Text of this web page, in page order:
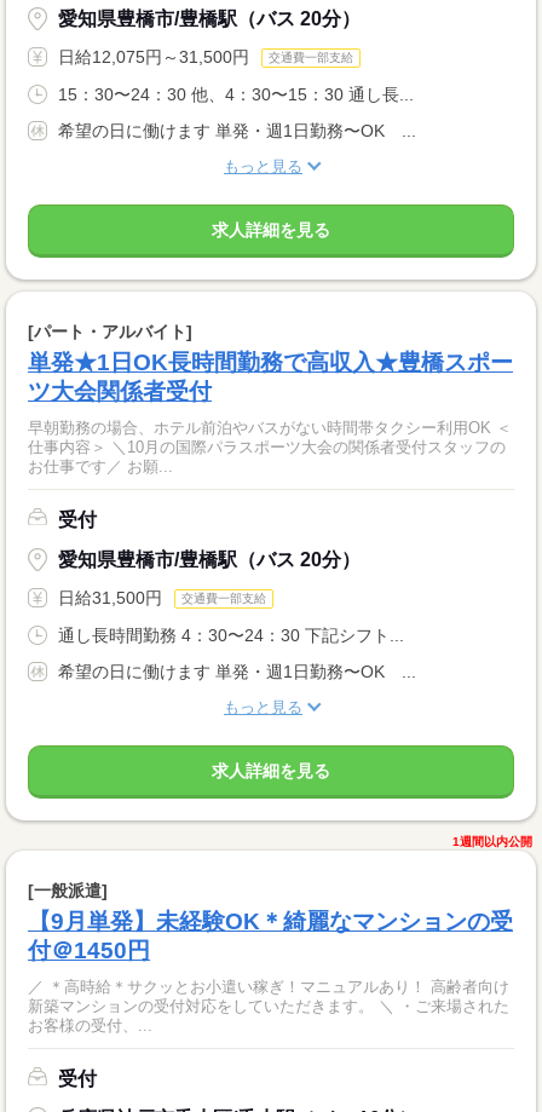
愛知県豊橋市/豊橋駅（バス 20分）
日給12,075円～31,500円 交通費一部支給
15：30〜24：30 他、4：30〜15：30 通し長...
希望の日に働けます 単発・週1日勤務〜OK ...
もっと見る
求人詳細を見る
[パート・アルバイト]
単発★1日OK長時間勤務で高収入★豊橋スポー
ツ大会関係者受付
早朝勤務の場合、ホテル前泊やバスがない時間帯タクシー利用OK ＜
仕事内容＞ ＼10月の国際パラスポーツ大会の関係者受付スタッフの
お仕事です／ お願...
受付
愛知県豊橋市/豊橋駅（バス 20分）
日給31,500円 交通費一部支給
通し長時間勤務 4：30〜24：30 下記シフト...
希望の日に働けます 単発・週1日勤務〜OK ...
もっと見る
求人詳細を見る
1週間以内公開
[一般派遣]
【9月単発】未経験OK＊綺麗なマンションの受
付＠1450円
／ ＊高時給＊サクッとお小遣い稼ぎ！マニュアルあり！ 高齢者向け
新築マンションの受付対応をしていただきます。 ＼ ・ご来場された
お客様の受付、...
受付